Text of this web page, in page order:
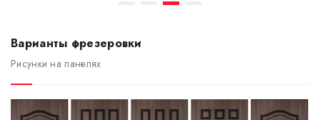
Варианты фрезеровки
Рисунки на панелях